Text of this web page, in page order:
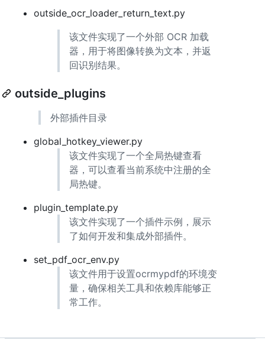
outside_ocr_loader_return_text.py
该文件实现了一个外部 OCR 加载
器，用于将图像转换为文本，并返
回识别结果。
outside_plugins
外部插件目录
global_hotkey_viewer.py
该文件实现了一个全局热键查看
器，可以查看当前系统中注册的全
局热键。
plugin_template.py
该文件实现了一个插件示例，展示
了如何开发和集成外部插件。
set_pdf_ocr_env.py
该文件用于设置ocrmypdf的环境变
量，确保相关工具和依赖库能够正
常工作。